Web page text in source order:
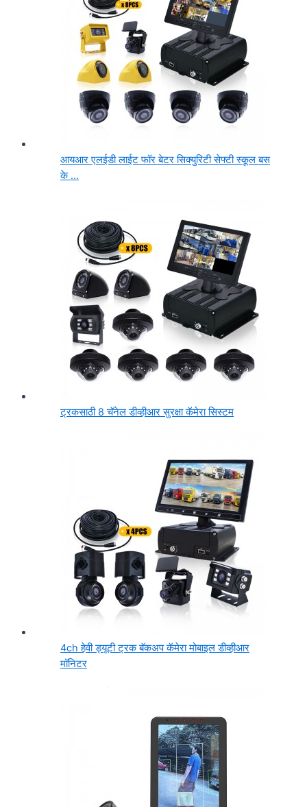
आयआर एलईडी लाईट फॉर बेटर सिक्युरिटी सेफ्टी स्कूल बस
के ...
ट्रकसाठी 8 चॅनेल डीव्हीआर सुरक्षा कॅमेरा सिस्टम
4ch हेवी ड्यूटी ट्रक बॅकअप कॅमेरा मोबाइल डीव्हीआर
मॉनिटर